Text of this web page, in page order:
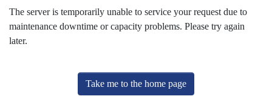
The server is temporarily unable to service your request due to
maintenance downtime or capacity problems. Please try again
later.
Take me to the home page